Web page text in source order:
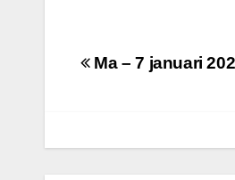
Ma – 7 januari